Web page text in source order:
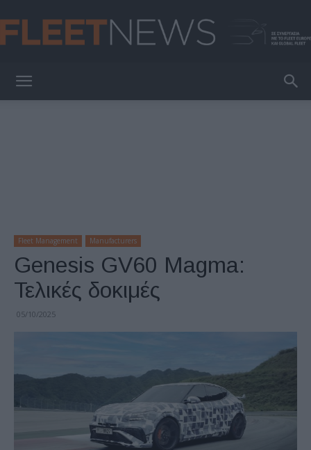
Fleet Management Manufacturers
Genesis GV60 Magma:
Τελικές δοκιμές
05/10/2025